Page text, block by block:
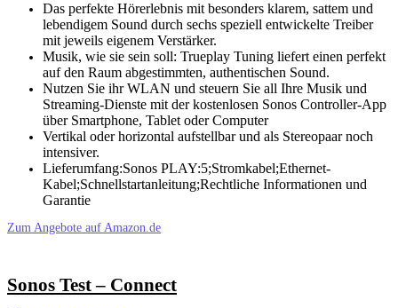
Das perfekte Hörerlebnis mit besonders klarem, sattem und
lebendigem Sound durch sechs speziell entwickelte Treiber
mit jeweils eigenem Verstärker.
Musik, wie sie sein soll: Trueplay Tuning liefert einen perfekt
auf den Raum abgestimmten, authentischen Sound.
Nutzen Sie ihr WLAN und steuern Sie all Ihre Musik und
Streaming-Dienste mit der kostenlosen Sonos Controller-App
über Smartphone, Tablet oder Computer
Vertikal oder horizontal aufstellbar und als Stereopaar noch
intensiver.
Lieferumfang:Sonos PLAY:5;Stromkabel;Ethernet-
Kabel;Schnellstartanleitung;Rechtliche Informationen und
Garantie
Zum Angebote auf Amazon.de
Sonos Test – Connect